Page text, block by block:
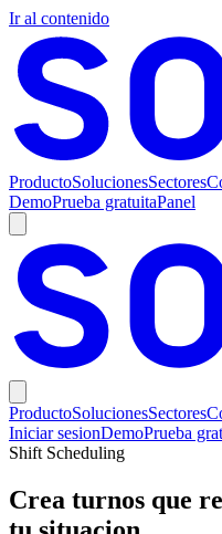
Ir al contenido
ProductoSolucionesSectores
DemoPrueba gratuitaPanel
ProductoSolucionesSectores
Iniciar sesionDemoPrueba
Shift Scheduling
Crea turnos que